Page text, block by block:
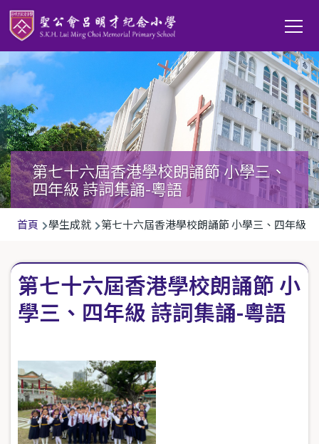
移至主內容
Main
第七十六屆香港學校朗誦節 小學三、
四年級 詩詞集誦-粵語
導
連
結
首頁 學生成就 第七十六屆香港學校朗誦節 小學三、四年級
第七十六屆香港學校朗誦節 小
學三、四年級 詩詞集誦-粵語